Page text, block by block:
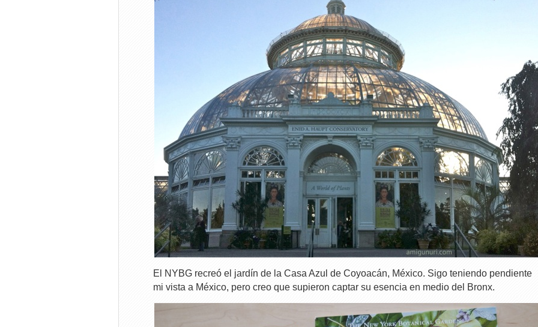
El NYBG recreó el jardín de la Casa Azul de Coyoacán, México. Sigo teniendo pendiente
mi vista a México, pero creo que supieron captar su esencia en medio del Bronx.